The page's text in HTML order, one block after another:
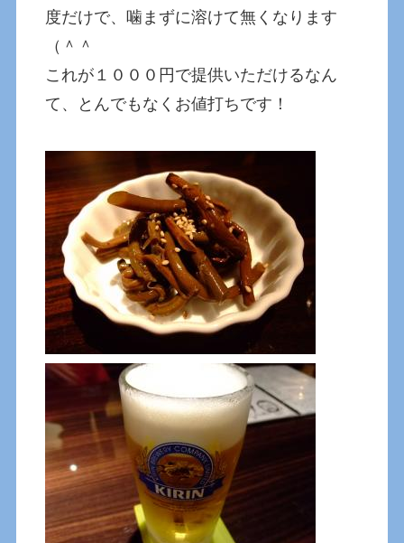
度だけで、噛まずに溶けて無くなります
（＾＾
これが１０００円で提供いただけるなん
て、とんでもなくお値打ちです！